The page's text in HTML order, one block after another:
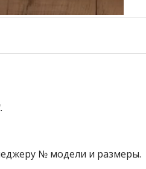
№ модели и размеры.